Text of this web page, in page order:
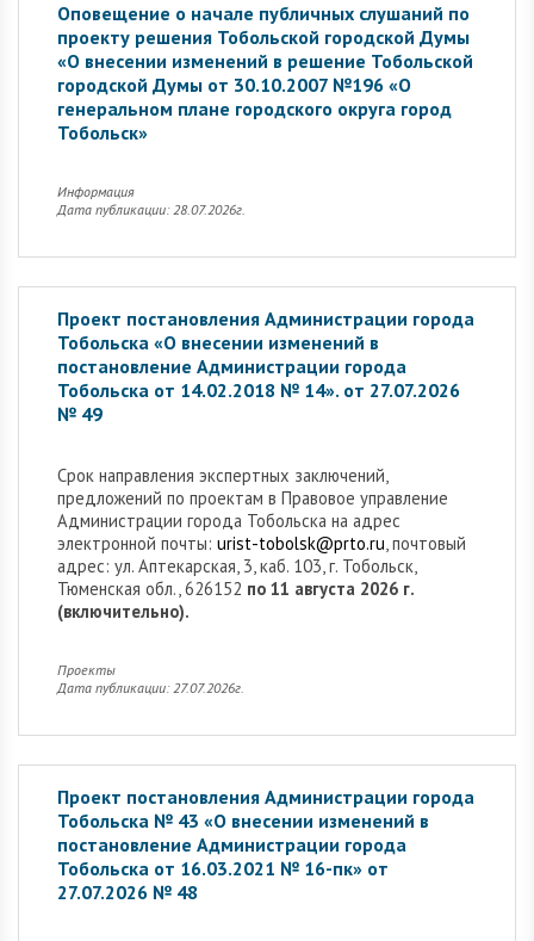
Оповещение о начале публичных слушаний по
проекту решения Тобольской городской Думы
«О внесении изменений в решение Тобольской
городской Думы от 30.10.2007 №196 «О
генеральном плане городского округа город
Тобольск»
Информация
Дата публикации: 28.07.2026г.
Проект постановления Администрации города
Тобольска «О внесении изменений в
постановление Администрации города
Тобольска от 14.02.2018 № 14». от 27.07.2026
№ 49
Cрок направления экспертных заключений,
предложений по проектам в Правовое управление
Администрации города Тобольска на адрес
электронной почты: urist-tobolsk@prto.ru, почтовый
адрес: ул. Аптекарская, 3, каб. 103, г. Тобольск,
Тюменская обл., 626152 по 11 августа 2026 г.
(включительно).
Проекты
Дата публикации: 27.07.2026г.
Проект постановления Администрации города
Тобольска № 43 «О внесении изменений в
постановление Администрации города
Тобольска от 16.03.2021 № 16-пк» от
27.07.2026 № 48